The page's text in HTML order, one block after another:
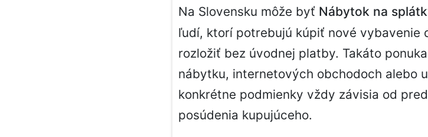
Na Slovensku môže byť Nábytok na
ľudí, ktorí potrebujú kúpiť nové vybavenie
rozložiť bez úvodnej platby. Takáto
nábytku, internetových obchodoch alebo
konkrétne podmienky vždy závisia od
posúdenia kupujúceho.